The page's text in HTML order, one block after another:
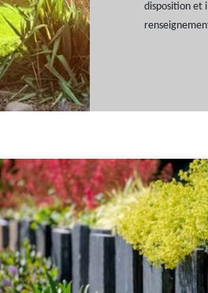
disposition et